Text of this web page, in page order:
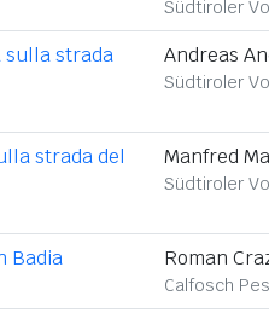
Südtiroler
sulla strada
Andreas
Südtiroler
strada del
Manfred
Südtiroler
Badia Roman
Calfosch